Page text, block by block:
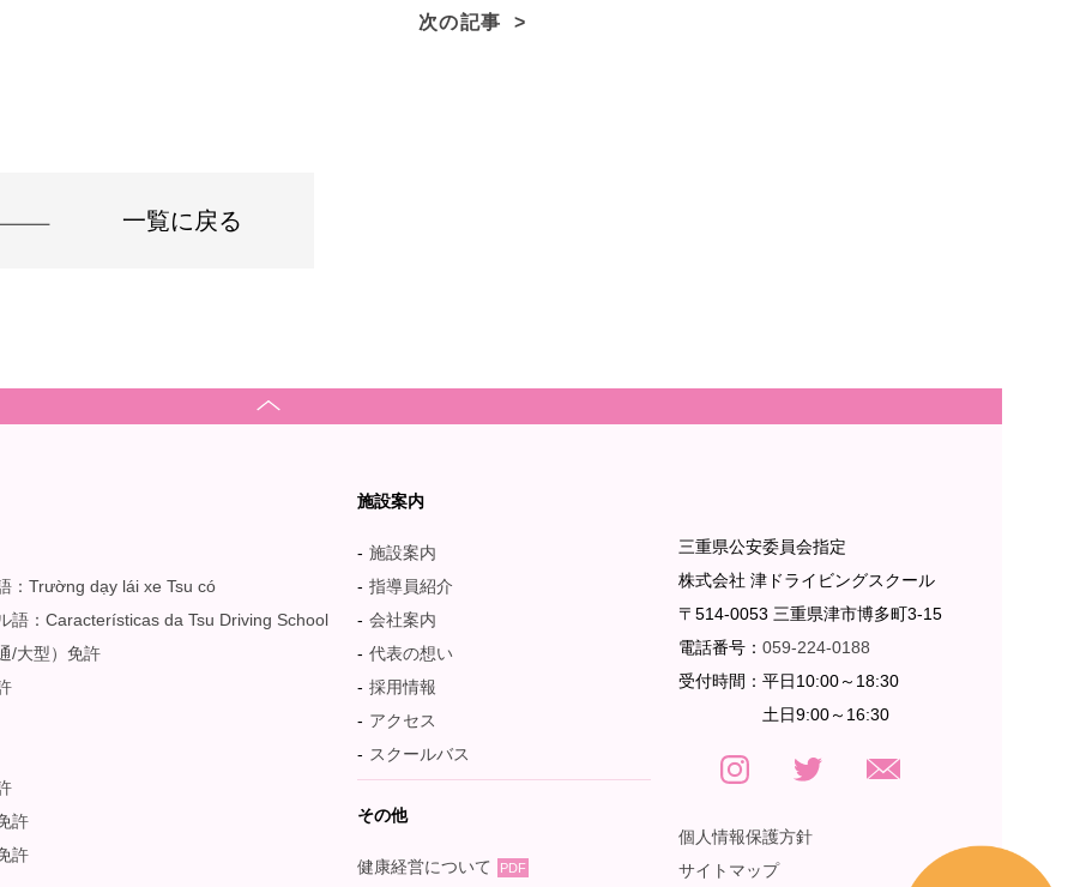
次の記事
一覧に戻る
：Trường dạy lái xe Tsu có
語：Características da Tsu Driving School
/大型）免許
許
許
施設案内
施設案内
指導員紹介
会社案内
代表の想い
採用情報
アクセス
スクールバス
その他
健康経営について PDF
三重県公安委員会指定
株式会社 津ドライビングスクール
〒514-0053 三重県津市博多町3-15
電話番号： 059-224-0188
受付時間： 平日10:00～18:30
土日9:00～16:30
個人情報保護方針
サイトマップ